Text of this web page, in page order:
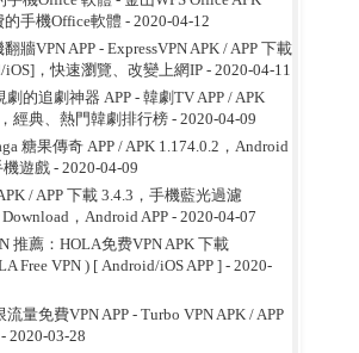
的手機Office軟體 - 2020-04-12
牆VPN APP - ExpressVPN APK / APP 下載
iOS]，快速瀏覽、改變上網IP- 2020-04-11
的追劇神器 APP - 韓劇TV APP / APK
經典、熱門韓劇排行榜- 2020-04-09
糖果傳奇 APP / APK 1.174.0.2，Android
機遊戲- 2020-04-09
/ APP 下載 3.4.3，手機藍光過濾
，Android APP- 2020-04-07
推薦：HOLA免费VPN APK 下載
Free VPN ) [ Android/iOS APP ]- 2020-
量免費VPN APP - Turbo VPN APK / APP
2020-03-28